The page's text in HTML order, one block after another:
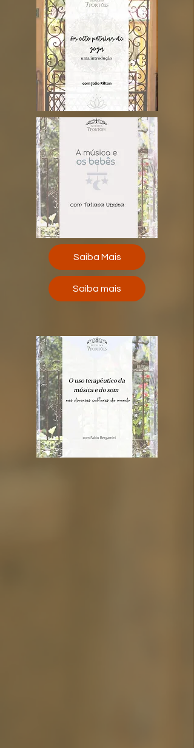
Saiba Mais
Saiba mais